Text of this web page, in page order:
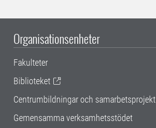
Organisationsenheter
Fakulteter
Biblioteket
Centrumbildningar och samarbetsprojekt
Gemensamma verksamhetsstödet